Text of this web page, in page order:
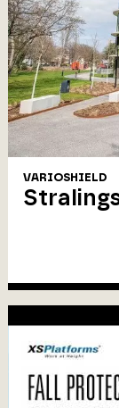
VARIOSHIELD